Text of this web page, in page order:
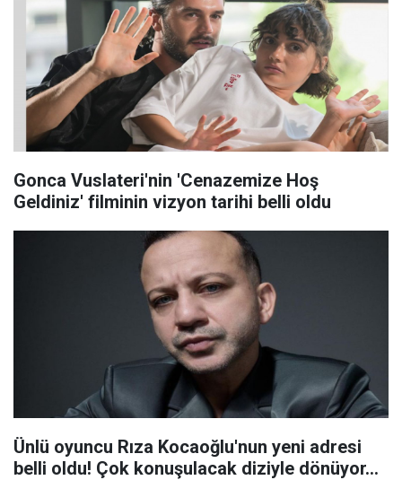
Gonca Vuslateri'nin 'Cenazemize Hoş
Geldiniz' filminin vizyon tarihi belli oldu
Ünlü oyuncu Rıza Kocaoğlu'nun yeni adresi
belli oldu! Çok konuşulacak diziyle dönüyor...